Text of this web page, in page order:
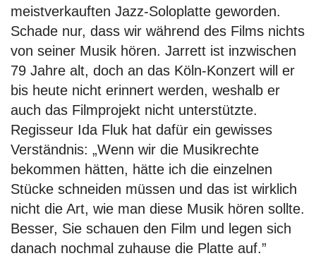
meistverkauften Jazz-Soloplatte geworden.
Schade nur, dass wir während des Films nichts
von seiner Musik hören. Jarrett ist inzwischen
79 Jahre alt, doch an das Köln-Konzert will er
bis heute nicht erinnert werden, weshalb er
auch das Filmprojekt nicht unterstützte.
Regisseur Ida Fluk hat dafür ein gewisses
Verständnis: „Wenn wir die Musikrechte
bekommen hätten, hätte ich die einzelnen
Stücke schneiden müssen und das ist wirklich
nicht die Art, wie man diese Musik hören sollte.
Besser, Sie schauen den Film und legen sich
danach nochmal zuhause die Platte auf.”